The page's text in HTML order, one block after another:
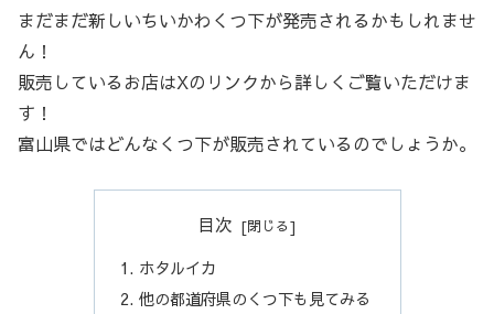
まだまだ新しいちいかわくつ下が発売されるかもしれませ
ん！
販売しているお店はXのリンクから詳しくご覧いただけま
す！
富山県ではどんなくつ下が販売されているのでしょうか。
目次
ホタルイカ
他の都道府県のくつ下も見てみる